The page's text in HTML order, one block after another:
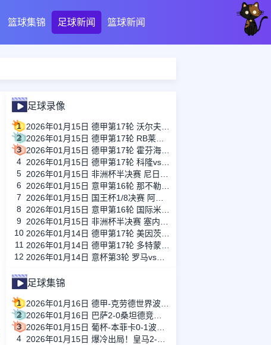
篮球集锦 足球新闻 篮球新闻
足球录像
1
2
3
4
5
6
7
8
9
10
11
12
足球集锦
1
2
3
4